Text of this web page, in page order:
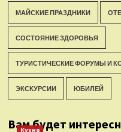
МАЙСКИЕ ПРАЗДНИКИ
СОСТОЯНИЕ ЗДОРОВЬЯ
ТУРИСТИЧЕСКИЕ ФОРУМЫ И
ЭКСКУРСИИ ЮБИЛЕЙ
Вам будет
Кухня